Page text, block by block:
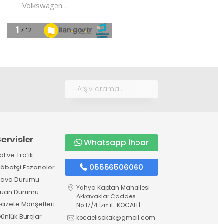
ve Trafik
Eczaneler
Durumu
Durumu
Manşetleri
Burçlar
Whatsapp İhbar
05556506060
Yahya Kaptan Mahallesi
Akkavaklar Caddesi
No:17/4 İzmit-KOCAELİ
kocaelisokak@gmail.com